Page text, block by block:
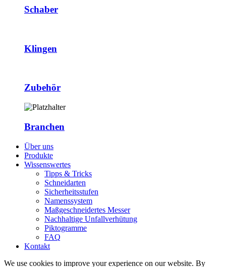
Schaber
Klingen
Zubehör
Branchen
Über uns
Produkte
Wissenswertes
Tipps & Tricks
Schneidarten
Sicherheitsstufen
Namenssystem
Maßgeschneidertes Messer
Nachhaltige Unfallverhütung
Piktogramme
FAQ
Kontakt
We use cookies to improve your experience on our website. By